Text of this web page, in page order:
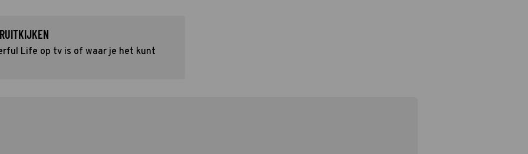
Life op tv is of waar je het kunt